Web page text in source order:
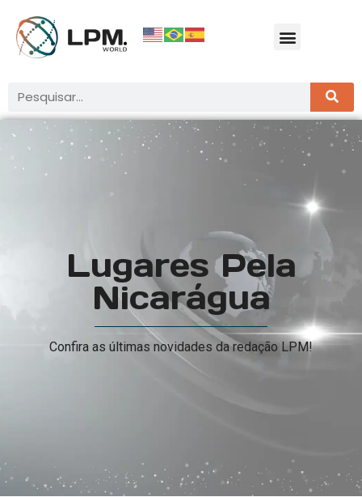
Lugares Pela
Nicarágua
Confira as últimas novidades da redação LPM!